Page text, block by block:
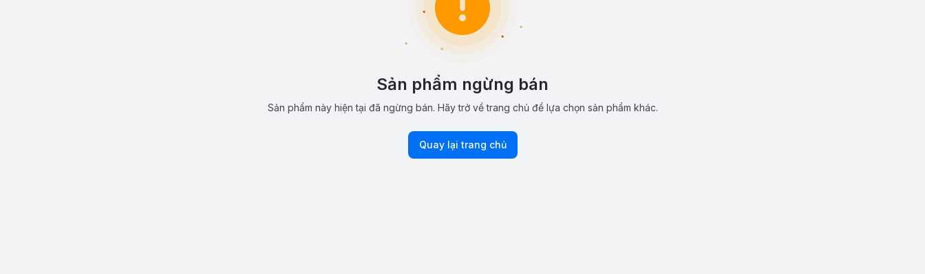
Sản phẩm ngừng bán
Sản phẩm này hiện tại đã ngừng bán. Hãy trở về trang chủ để lựa chọn sản phẩm khác.
Quay lại trang chủ